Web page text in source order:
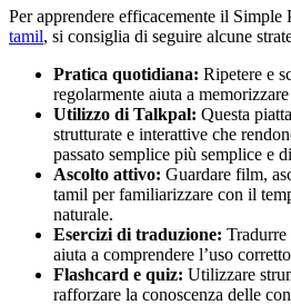
Per apprendere efficacemente il Simple
tamil, si consiglia di seguire alcune
Pratica quotidiana: Ripetere e
regolarmente aiuta a
Utilizzo di Talkpal: Questa
strutturate e interattive che
passato semplice più semplice e
Ascolto attivo: Guardare film,
tamil per familiarizzare con il
naturale.
Esercizi di traduzione: Tradurre
aiuta a comprendere l’uso
Flashcard e quiz: Utilizzare
rafforzare la conoscenza delle